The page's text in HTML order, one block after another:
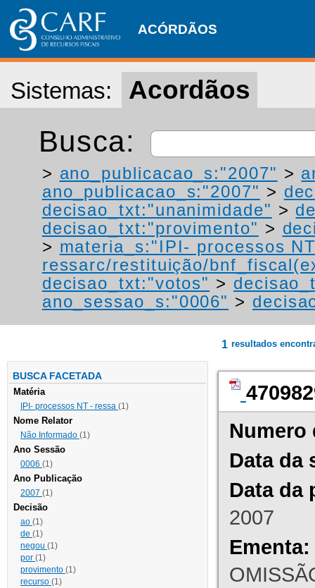
ACÓRDÃOS
Sistemas: Acordãos
Busca:
> ano_publicacao_s:"2007" >
ano_publicacao_s:"2007" >
decisao_txt:"unanimidade" >
decisao_txt:"provimento" >
> materia_s:"IPI- processos
ressarc/restituição/
decisao_txt:"votos" >
ano_sessao_s:"0006" >
BUSCA FACETADA
Matéria
IPI- processos NT - ressa (1)
Nome Relator
Não Informado (1)
Ano Sessão
0006 (1)
Ano Publicação
2007 (1)
Decisão
ao (1)
de (1)
negou (1)
por (1)
provimento (1)
recurso (1)
1 resultados
Numero
Data da
Data da
2007
Ementa: